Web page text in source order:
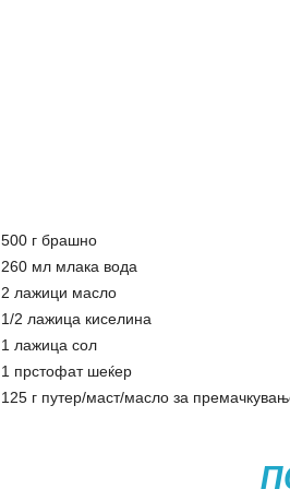
500 г брашно
260 мл млака вода
2 лажици масло
1/2 лажица киселина
1 лажица сол
1 прстофат шеќер
125 г путер/маст/масло за